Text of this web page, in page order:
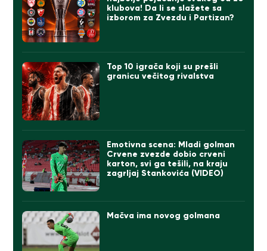
klubova! Da li se slažete sa
izborom za Zvezdu i Partizan?
Top 10 igrača koji su prešli
granicu večitog rivalstva
Emotivna scena: Mladi golman
Crvene zvezde dobio crveni
karton, svi ga tešili, na kraju
zagrljaj Stankovića (VIDEO)
Mačva ima novog golmana